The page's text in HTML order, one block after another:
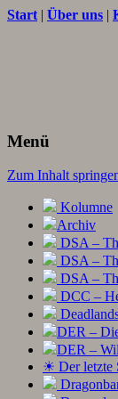
Start | Über uns |
Menü
Zum Inhalt
Kolumne
Archiv
DSA –
DSA –
DSA –
DCC –
DER –
DER –
☀ Der letzte